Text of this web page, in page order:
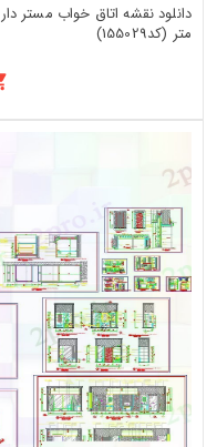
متر (کد155029)